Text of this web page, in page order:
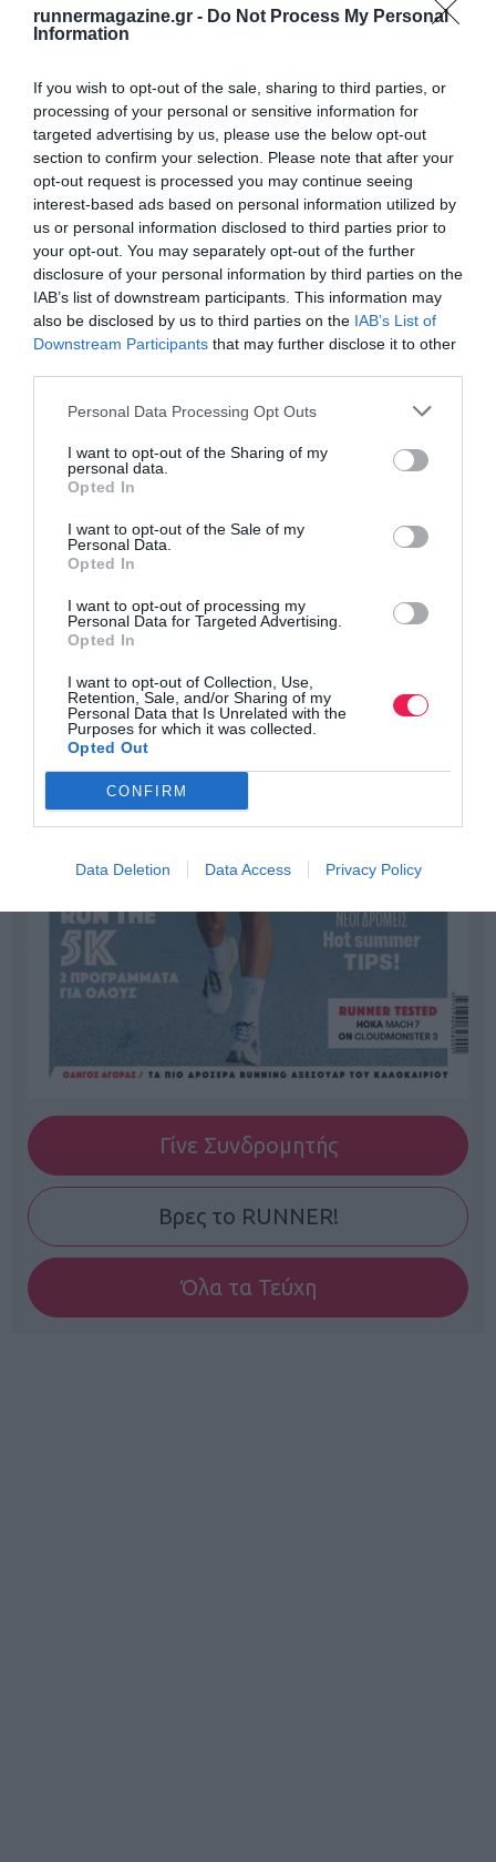
runnermagazine.gr - Do Not Process My Personal
Information
If you wish to opt-out of the sale, sharing to third parties, or
processing of your personal or sensitive information for
targeted advertising by us, please use the below opt-out
section to confirm your selection. Please note that after your
opt-out request is processed you may continue seeing
interest-based ads based on personal information utilized by
us or personal information disclosed to third parties prior to
your opt-out. You may separately opt-out of the further
disclosure of your personal information by third parties on the
IAB’s list of downstream participants. This information may
also be disclosed by us to third parties on the IAB’s List of
Downstream Participants that may further disclose it to other
Personal Data Processing Opt Outs
I want to opt-out of the Sharing of my
personal data.
Opted In
I want to opt-out of the Sale of my
Personal Data.
Opted In
I want to opt-out of processing my
Personal Data for Targeted Advertising.
Opted In
I want to opt-out of Collection, Use,
Retention, Sale, and/or Sharing of my
Personal Data that Is Unrelated with the
Purposes for which it was collected.
Opted Out
CONFIRM
Data Deletion Data Access Privacy Policy
Γίνε Συνδρομητής
Βρες το RUNNER!
Όλα τα Τεύχη